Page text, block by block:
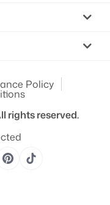
Policy
rights reserved.